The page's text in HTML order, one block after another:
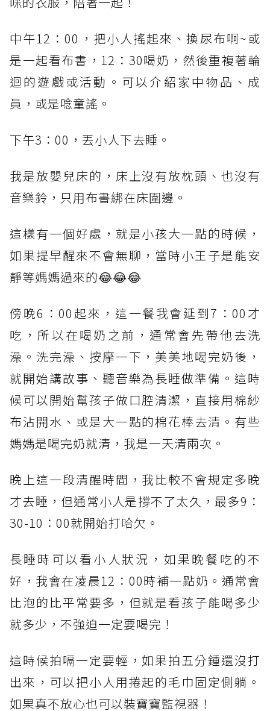
中午12：00，把小人搖起來、換尿布啊~或
是一起看布書，12：30喝奶，然後重複著輪
迴的遊戲或活動。可以介紹家中物品、成
員，或是唸童謠。
下午3：00，丟小人下去睡。
我是放嬰兒床的，床上沒有放枕頭、也沒有
音樂鈴，只用布書綁在床圍邊。
這樣有一個好處，就是小孩大一點的時候，
如果提早醒來不會無聊，當時小王子是能安
靜等媽媽過來的😂😂😂
傍晚6：00起來，這一餐我會延到7：00才
吃，所以在喝奶之前，通常會先帶他去洗
澡。洗完澡、按摩一下，美美地喝完奶後，
就開始講故事、聽音樂為長睡做準備。這時
候可以開始幫孩子做口腔清潔，直接用棉紗
布沾開水、或是大一點的棉花棒去清。有些
媽媽是喝完奶就清，我是一天清兩次。
晚上這一段清醒時間，我比較不會規定多晚
才去睡，但通常小人是撐不了太久，最多9：
30-10：00就開始打哈欠。
長睡時可以看小人狀況，如果晚餐吃的不
好，我會在凌晨12：00時補一點奶。通常會
比泡的比平常要多，但就是看孩子能喝多少
就多少，不強迫一定要喝完！
這時候拍嗝一定要輕，如果拍五分鍾還沒打
出來，可以把小人用捲起的毛巾固定側躺。
如果真不放心也可以裝寶寶監視器！